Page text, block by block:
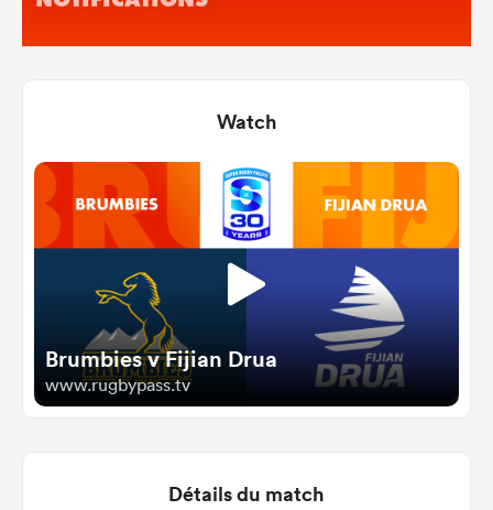
Watch
Brumbies v Fijian Drua
www.rugbypass.tv
Détails du match